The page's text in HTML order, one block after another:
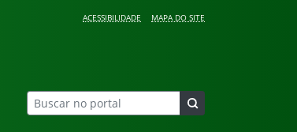
ACESSIBILIDADE MAPA DO SITE